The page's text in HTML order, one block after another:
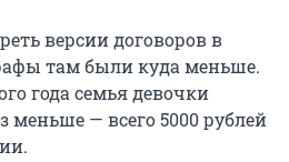
версии договоров в
там были куда меньше.
года семья девочки
меньше — всего5000 рублей